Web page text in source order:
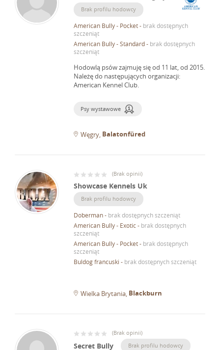
Brak profilu hodowcy
American Bully - Pocket- brak dostępnych
szczeniąt
American Bully - Standard- brak dostępnych
szczeniąt
Hodowlą psów zajmuję się od 11 lat, od 2015.
Należę do następujących organizacji:
American Kennel Club.
Psy wystawowe
Węgry Balatonfüred
(Brak opinii)
Showcase Kennels Uk
Brak profilu hodowcy
Doberman- brak dostępnych szczeniąt
American Bully - Exotic- brak dostępnych
szczeniąt
American Bully - Pocket- brak dostępnych
szczeniąt
Buldog francuski - brak dostępnych szczeniąt
Wielka Brytania Blackburn
(Brak opinii)
Secret Bully Brak profilu hodowcy